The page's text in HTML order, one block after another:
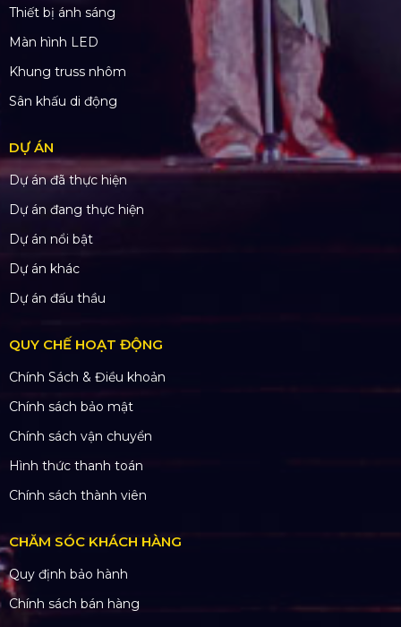
Thiết bị ánh sáng
Màn hình LED
Khung truss nhôm
Sân khấu di động
DỰ ÁN
Dự án đã thực hiện
Dự án đang thực hiện
Dự án nổi bật
Dự án khác
Dự án đấu thầu
QUY CHẾ HOẠT ĐỘNG
Chính Sách & Điều khoản
Chính sách bảo mật
Chính sách vận chuyển
Hình thức thanh toán
Chính sách thành viên
CHĂM SÓC KHÁCH HÀNG
Quy định bảo hành
Chính sách bán hàng